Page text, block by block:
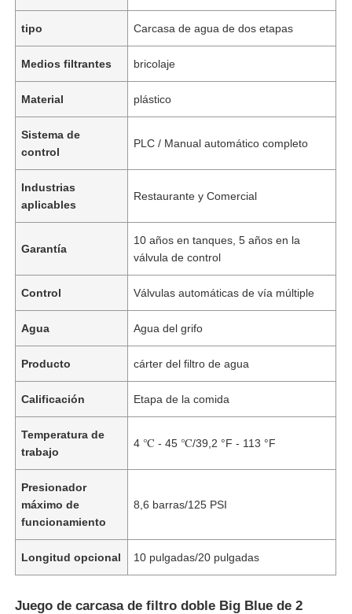
Productos
Videos
tipo Carcasa de agua de dos etapas
Medios filtrantes bricolaje
Material plástico
Sistema de
control
PLC / Manual automático completo
Industrias
aplicables
Restaurante y Comercial
Garantía
10 años en tanques, 5 años en la
válvula de control
Control Válvulas automáticas de vía múltiple
Agua Agua del grifo
Producto cárter del filtro de agua
Calificación Etapa de la comida
Temperatura de
trabajo
4 ℃ - 45 ℃/39,2 °F - 113 °F
Presionador
máximo de
funcionamiento
8,6 barras/125 PSI
Longitud opcional 10 pulgadas/20 pulgadas
Juego de carcasa de filtro doble Big Blue de 2